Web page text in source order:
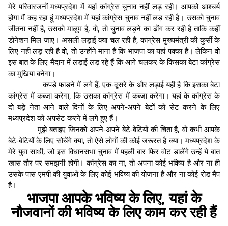
मेरे परिवारजनों मध्यप्रदेश में यहां कांग्रेस चुनाव नहीं लड़ रही। आपको आश्चर्य
होगा मैं कह रहा हूं मध्यप्रदेश में यहां कांग्रेस चुनाव नहीं लड़ रही है। उसको चुनाव
जीतना नहीं है, उसको मालूम है, वो, तो चुनाव लड़ने का ढोंग कर रही है ताकि कहीं
डोनेशन मिल जाए। असली लड़ाई क्या चल रही है, कांग्रेस मुख्यमंत्री की कुर्सी के
लिए नही लड़ रही है वो, तो उन्होंने माना है कि भाजपा का यहां पक्का है। लेकिन वो
इस बात के लिए मैदान में लड़ाई लड़ रहे हैं कि आगे चलकर के किसका बेटा कांग्रेस
का मुखिया बनेगा।
कपड़े फाड़ने में लगे हैं, एक-दूसरे के और लड़ाई यही है कि इसका बेटा
कांग्रेस में कब्जा करेगा, कि उसका कांग्रेस में कब्जा करेगा। यहां के कांग्रेस के
दो बड़े नेता आने वाले दिनों के लिए अपने-अपने बेटों को सेट करने के लिए
मध्यप्रदेश को अपसेट करने में लगे हुए हैं।
मुझे बताइए जिनको अपने-अपने बेटे-बेटियों की चिंता है, वो कभी आपके
बेटे-बेटियों के लिए सोचेंगे क्या, तो ऐसे लोगों की कोई जरूरत है क्या। मध्यप्रदेश के
मेरे युवा साथी, जो इस विधानसभा चुनाव में पहली बार फिर वोट डालेंगे उन्हें ये बात
खास तौर पर समझनी होगी। कांग्रेस का ना, तो अपना कोई भविष्य है और ना ही
उसके पास एमपी की युवाओं के लिए कोई भविष्य की योजना है और ना कोई रोड मैप
है।
भाजपा आपके भविष्य के लिए, यहां के
नौजवानों की भविष्य के लिए काम कर रही हैं